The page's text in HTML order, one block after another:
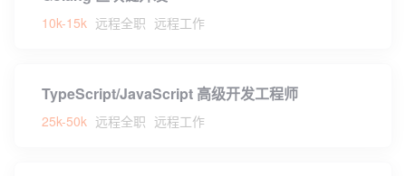
10k-15k 远程全职 远程工作
TypeScript/JavaScript 高级开发工程师
25k-50k 远程全职 远程工作